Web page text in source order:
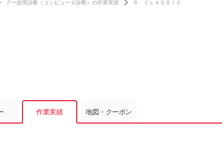
グー故障診断（コンピュータ診断）の作業実績
Ｒ ＣＬＡＳＳＩＣ
作業実績 地図・クーポン